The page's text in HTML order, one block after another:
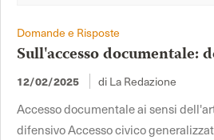
Domande e Risposte
Sull'accesso documentale:
12/02/2025 di La Redazione
Accesso documentale ai sensi
difensivo Accesso civico